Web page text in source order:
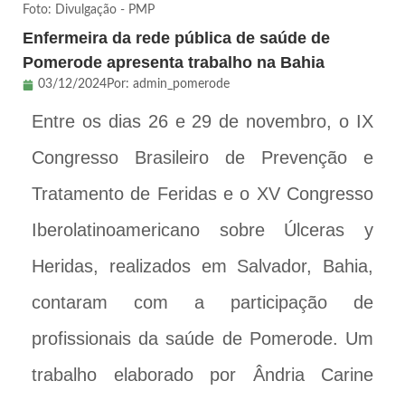
Foto: Divulgação - PMP
Enfermeira da rede pública de saúde de
Pomerode apresenta trabalho na Bahia
03/12/2024Por: admin_pomerode
Entre os dias 26 e 29 de novembro, o IX
Congresso Brasileiro de Prevenção e
Tratamento de Feridas e o XV Congresso
Iberolatinoamericano sobre Úlceras y
Heridas, realizados em Salvador, Bahia,
contaram com a participação de
profissionais da saúde de Pomerode. Um
trabalho elaborado por Ândria Carine